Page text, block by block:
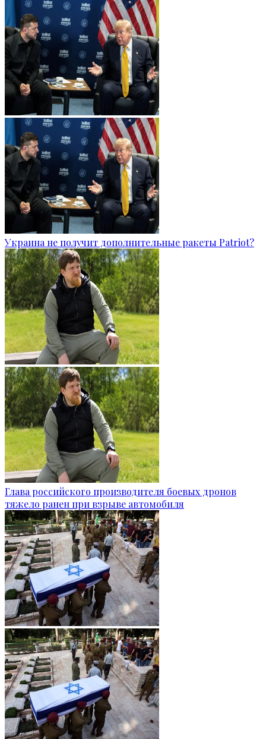
Украина не получит дополнительные ракеты Patriot?
Глава российского производителя боевых дронов
тяжело ранен при взрыве автомобиля